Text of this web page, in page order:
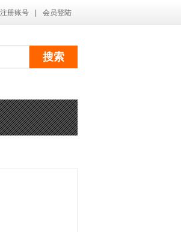
注册账号 会员登陆